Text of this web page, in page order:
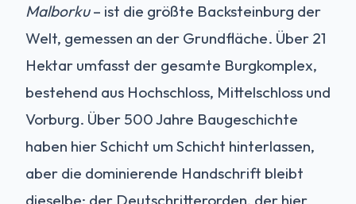
Malborku– ist die größte Backsteinburg der
Welt, gemessen an der Grundfläche. Über 21
Hektar umfasst der gesamte Burgkomplex,
bestehend aus Hochschloss, Mittelschloss und
Vorburg. Über 500 Jahre Baugeschichte
haben hier Schicht um Schicht hinterlassen,
aber die dominierende Handschrift bleibt
dieselbe: der Deutschritterorden, der hier